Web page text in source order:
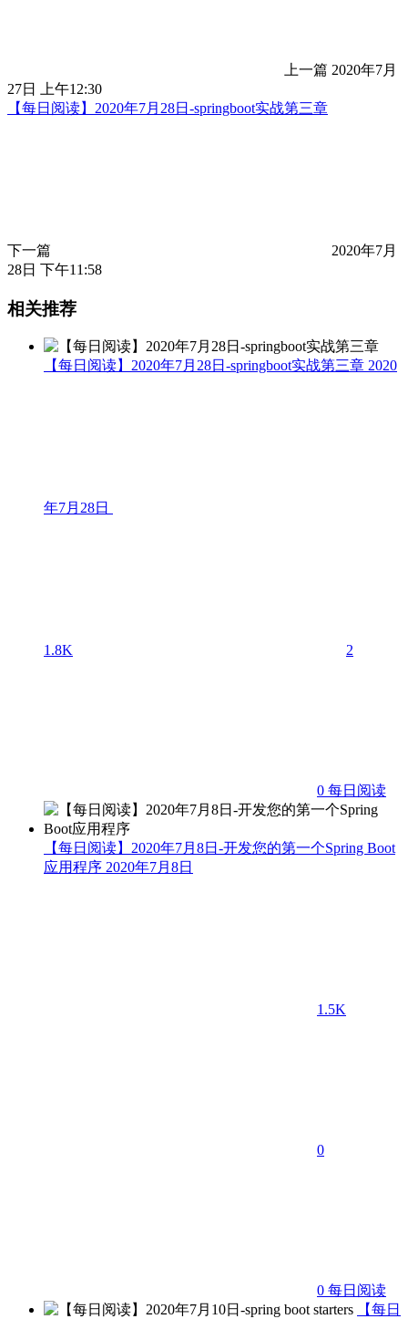
上一篇 2020年7月
27日 上午12:30
【每日阅读】2020年7月28日-springboot实战第三章
下一篇
2020年7月
28日 下午11:58
相关推荐
【每日阅读】2020年7月28日-springboot实战第三章 2020
年7月28日
1.8K 2
0 每日阅读
【每日阅读】2020年7月8日-开发您的第一个Spring Boot
应用程序 2020年7月8日
1.5K
0
0 每日阅读
【每日